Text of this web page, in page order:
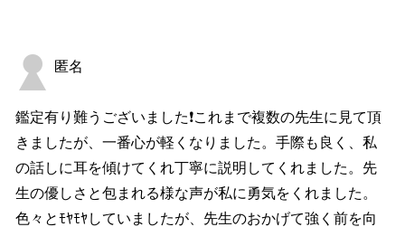
匿名
鑑定有り難うございました❗これまで複数の先生に見て頂
きましたが、一番心が軽くなりました。手際も良く、私
の話しに耳を傾けてくれ丁寧に説明してくれました。先
生の優しさと包まれる様な声が私に勇気をくれました。
色々とﾓﾔﾓﾔしていましたが、先生のおかげて強く前を向